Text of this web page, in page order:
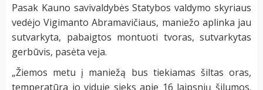
Pasak Kauno savivaldybės Statybos valdymo skyriaus
vedėjo Vigimanto Abramavičiaus, maniežo aplinka jau
sutvarkyta, pabaigtos montuoti tvoras, sutvarkytas
gerbūvis, pasėta veja.
„Žiemos metu į maniežą bus tiekiamas šiltas oras,
temperatūra jo viduje sieks apie 16 laipsnių šilumos.